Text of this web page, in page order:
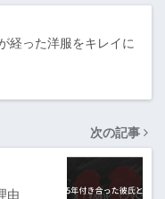
経った洋服をキレイに
次の記事
由